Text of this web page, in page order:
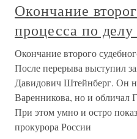
Окончание
процесса по
Окончание второго
После перерыва выступил
Давидович Штейнберг. Он
Варенникова, но и обличал
При этом умно и остро
прокурора России